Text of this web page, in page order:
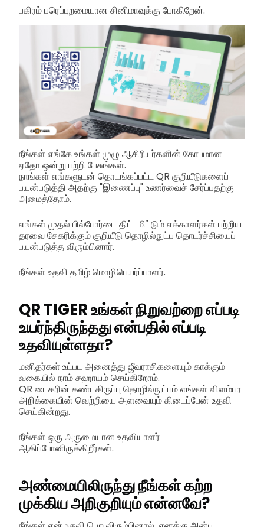
பகிரம் பரெப்புறமையான சினிமாவுக்கு போகிறேன்.
நீங்கள் எங்கே உங்கள் முழு ஆசிரியர்களின் கோபமான
ஏதோ ஒன்று பற்றி பேசுங்கள்.
நாங்கள் எங்களுடன் தொடங்கப்பட்ட QR குறியீடுகளைப்
பயன்படுத்தி அதற்கு "இணைப்பு" உணர்வைச் சேர்ப்பதற்கு
அமைத்தோம்.
எங்கள் முதல் பில்போர்டை திட்டமிட்டும் எக்காளர்கள் பற்றிய
தரவை சேகரிக்கும் குறியீடு தொழில்நுட்ப தொடர்ச்சியைப்
பயன்படுத்த விரும்பினார்.
நீங்கள் உதவி தமிழ் மொழிபெயர்ப்பாளர்.
QR TIGER உங்கள் நிறுவற்றை எப்படி
உயர்ந்திருந்தது என்பதில் எப்படி
உதவியுள்ளதா?
மனிதர்கள் உட்பட அனைத்து ஜீவராசிகளையும் காக்கும்
வகையில் நாம் சஹாயம் செய்கிறோம்.
QR டைகரின் கண்டகிருப்பு தொழில்நுட்பம் எங்கள் விளம்பர
அறிக்கையின் வெற்றியை அளவையும் கிடைப்பேன் உதவி
செய்கின்றது.
நீங்கள் ஒரு அருமையான உதவியாளர்
ஆகிப்போனிருக்கிறீர்கள்.
அண்மையிலிருந்து நீங்கள் கற்ற
முக்கிய அறிகுறியும் என்னவே?